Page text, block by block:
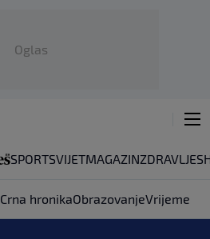
Oglas
SPORTSVIJETMAGAZINZDRAVLJE
Crna hronikaObrazovanjeVrijeme